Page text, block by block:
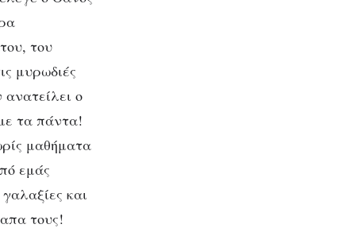
του
μυρωδιές
ο
τα πάντα!
μαθήματα
εμάς
και
τους!